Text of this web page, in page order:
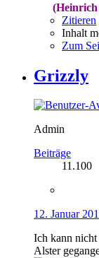
(Heinrich
Zitieren
Inhalt
Zum
Grizzly
Admin
Beiträge
11.100
12. Januar
Ich kann
Alster